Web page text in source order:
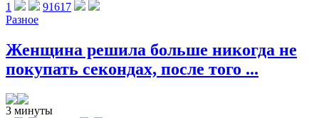
1
91617
Разное
Женщина решила больше никогда не
покупать секондах, после того ...
3 минуты